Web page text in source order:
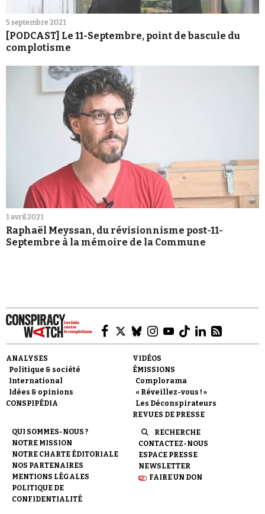
5 septembre 2021
[PODCAST] Le 11-Septembre, point de bascule du
complotisme
1 avril 2021
Raphaël Meyssan, du révisionnisme post-11-
Septembre à la mémoire de la Commune
ANALYSES
Politique & société
International
Idées & opinions
CONSPIPÉDIA
VIDÉOS
ÉMISSIONS
Complorama
« Réveillez-vous ! »
Les Déconspirateurs
REVUES DE PRESSE
QUI SOMMES-NOUS ?
NOTRE MISSION
NOTRE CHARTE ÉDITORIALE
NOS PARTENAIRES
MENTIONS LÉGALES
POLITIQUE DE
CONFIDENTIALITÉ
RECHERCHE
CONTACTEZ-NOUS
ESPACE PRESSE
NEWSLETTER
FAIRE UN DON